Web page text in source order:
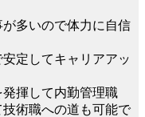
多いので体力に自信
安定してキャリアアッ
発揮して内勤管理職
術職への道も可能で